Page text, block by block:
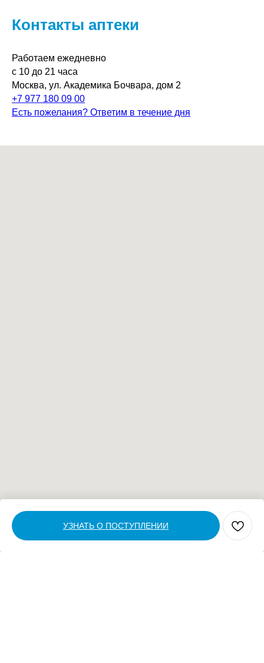
УЗНАТЬ О ПОСТУПЛЕНИИ
Контакты аптеки
Работаем ежедневно
с 10 до 21 часа
Москва, ул. Академика Бочвара, дом 2
+7 977 180 09 00
Есть пожелания? Ответим в течение дня